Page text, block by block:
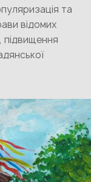
та
відомих
підвищення